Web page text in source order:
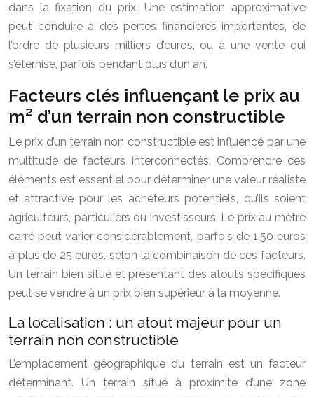
dans la fixation du prix. Une estimation approximative
peut conduire à des pertes financières importantes, de
l’ordre de plusieurs milliers d’euros, ou à une vente qui
s’éternise, parfois pendant plus d’un an.
Facteurs clés influençant le prix au
m² d’un terrain non constructible
Le prix d’un terrain non constructible est influencé par une
multitude de facteurs interconnectés. Comprendre ces
éléments est essentiel pour déterminer une valeur réaliste
et attractive pour les acheteurs potentiels, qu’ils soient
agriculteurs, particuliers ou investisseurs. Le prix au mètre
carré peut varier considérablement, parfois de 1,50 euros
à plus de 25 euros, selon la combinaison de ces facteurs.
Un terrain bien situé et présentant des atouts spécifiques
peut se vendre à un prix bien supérieur à la moyenne.
La localisation : un atout majeur pour un
terrain non constructible
L’emplacement géographique du terrain est un facteur
déterminant. Un terrain situé à proximité d’une zone